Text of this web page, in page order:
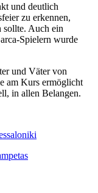
und deutlich
zu erkennen,
sollte. Auch ein
Spielern wurde
und Väter von
am Kurs ermöglicht
in allen Belangen.